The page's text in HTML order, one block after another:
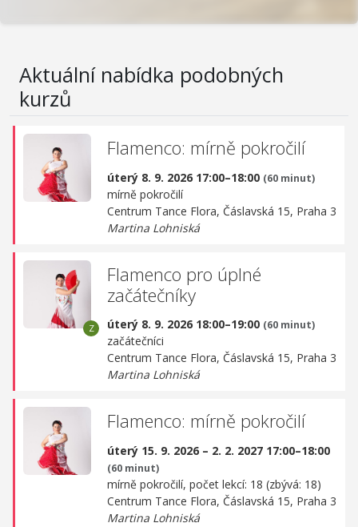
Aktuální nabídka podobných
kurzů
Flamenco: mírně pokročilí
úterý 8. 9. 2026 17:00–18:00 (60 minut)
mírně pokročilí
Centrum Tance Flora, Čáslavská 15, Praha 3
Martina Lohniská
Flamenco pro úplné
začátečníky
úterý 8. 9. 2026 18:00–19:00 (60 minut)
začátečníci
Centrum Tance Flora, Čáslavská 15, Praha 3
Martina Lohniská
Flamenco: mírně pokročilí
úterý 15. 9. 2026 – 2. 2. 2027 17:00–18:00
(60 minut)
mírně pokročilí, počet lekcí: 18 (zbývá: 18)
Centrum Tance Flora, Čáslavská 15, Praha 3
Martina Lohniská